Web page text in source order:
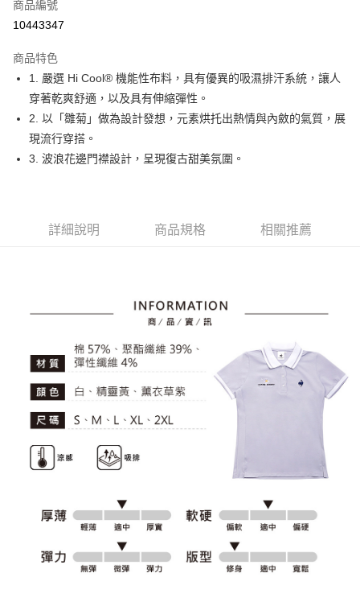
Apple Pay
悠遊付
大哥付你分期
相關說明
【大哥付你分期使用說明】
1.本服務由台灣大哥大提供，台灣大哥大用戶可立即使用無須另外申請。
2.付款方式選擇「大哥付你分期」，訂單成立後會自動跳轉到大哥付的交易
消。如遇「轉專審核」未通過狀況，表示未達大哥付你分期系統評分，恕無
2.透過簡訊連結打開帳單後，可選擇「超商條碼／台灣大直營門市／銀行轉
帳／街口支付／iPASS MONEY」等通路繳費。
【注意事項】
1.本服務係由「台灣大哥大股份有限公司」（以下簡稱本公司）所提供，讓
用戶於交易時，得透過本服務購買商品或服務，並由商店將買賣／分期付款
買賣價金債權讓與本公司後，依約使用本公司帳單繳交帳款。
2.基於同意付款使用「大哥付你分期」之契約關係目的，商店將以您的個人
資料（包含姓名、電話或地址）提供予台灣大哥大進項蒐集、處理及利用，
3.完整用戶服務條款，請詳閱以下連結：
https://oppay.tw/userRule
AFTEE先享後付
相關說明
１．簡單：不需註冊會員、不需綁卡、不需儲值。
１．於結帳方式選擇「AFTEE先享後付」後，將跳轉至「AFTEE先享後付」
結帳頁面，進行簡訊認證並確認金額後，即可完成結帳。
２．訂單成立數日內，您將收到繳費通知簡訊。
３．收到繳費通知簡訊後14天內，點擊此簡訊中的連結，可透過四大超商／
ATM／網路銀行／等多元方式進行付款，方視為交易完成。
※ 請注意：結帳手續完成當下不需立刻繳費，但若您需要取消訂單，請聯絡
購買商品的店家。未經商家同意取消之訂單仍視為有效，需透過AFTEE先享
後付繳納相關費用。
※ 交易是否成功請以「AFTEE先享後付 」之結帳頁面顯示為準，若有關於
是否繳費成功／繳費後需取消欲退款等相關疑問，請聯繫「AFTEE先享後付
客戶支援中心」
https://netprotections.freshdesk.com/support/home
【注意事項】
易，需依本服務之必要範圍內提供個人資料，並將交易相關給付款項請求債
權轉讓予恩沛科技股份有限公司。
２．關於個人資料處理事宜，請瀏覽以下網址：
https://aftee.tw/terms/#terms3
３．未成年的使用者請事先徵得法定代理人或監護人之同意方可使用
「AFTEE先享後付」，若未經同意申辦者引起之損失，本公司不負相關責
運送方式
付款後全家取貨
萊爾富取貨付款
免運費
付款後萊爾富取貨
7-11取貨付款
付款後7-11取貨
商品編號
10443347
商品特色
1. 嚴選 Hi Cool® 機能性布料，具有優異的吸濕排汗系統，讓人
穿著乾爽舒適，以及具有伸縮彈性。
2. 以「雛菊」做為設計發想，元素烘托出熱情與內斂的氣質，展
現流行穿搭。
3. 波浪花邊門襟設計，呈現復古甜美氛圍。
詳細說明 商品規格 相關推薦